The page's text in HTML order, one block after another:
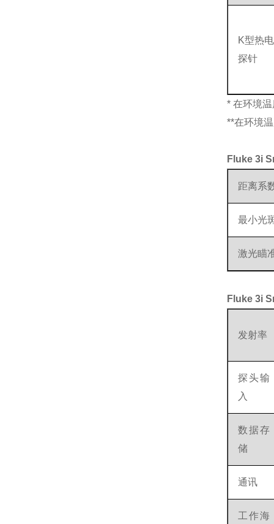
K型热
探针
* 在环境
**在环境
Fluke 3i
距离系
最小光
激光瞄
Fluke 3i
发射率
探头输
入
数据存
储
通讯
工作海